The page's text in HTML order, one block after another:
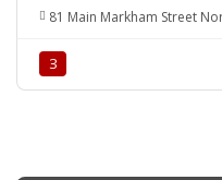
81 Main Markham Street
З